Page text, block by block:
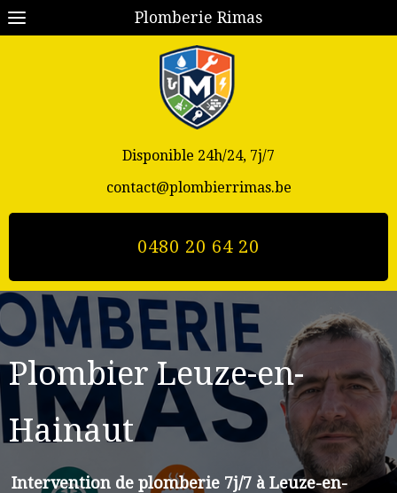
Plomberie Rimas
Disponible 24h/24, 7j/7
contact@plombierrimas.be
0480 20 64 20
Plombier Leuze-en-
Hainaut
Intervention de plomberie 7j/7 à Leuze-en-